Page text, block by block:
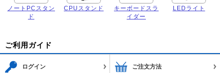
ノートPCスタン
ド
CPUスタンド
キーボードスラ
イダー
LEDライト
ご利用ガイド
ログイン ご注文方法